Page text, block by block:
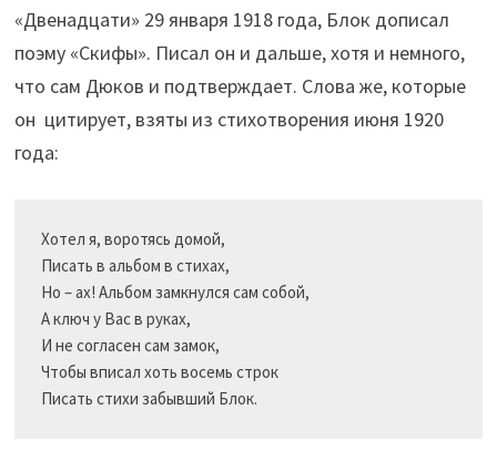
«Двенадцати» 29 января 1918 года, Блок дописал
поэму «Скифы». Писал он и дальше, хотя и немного,
что сам Дюков и подтверждает. Слова же, которые
он цитирует, взяты из стихотворения июня 1920
года:
Хотел я, воротясь домой,
Писать в альбом в стихах,
Но – ах! Альбом замкнулся сам собой,
А ключ у Вас в руках,
И не согласен сам замок,
Чтобы вписал хоть восемь строк